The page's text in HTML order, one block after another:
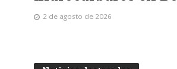
2 de agosto de 2026